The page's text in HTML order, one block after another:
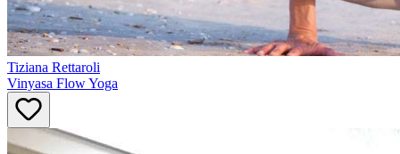
Tiziana Rettaroli
Vinyasa Flow Yoga